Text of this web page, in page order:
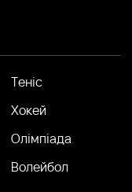
Теніс
Хокей
Олімпіада
Волейбол